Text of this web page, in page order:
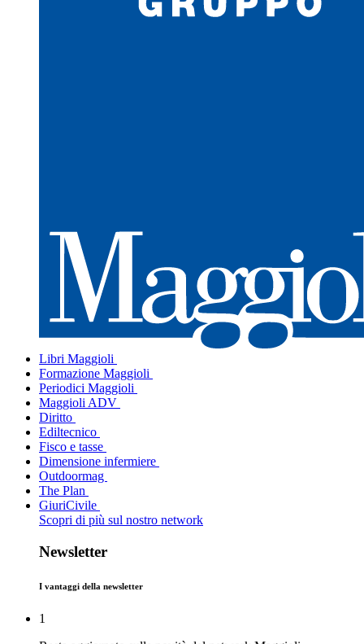
Libri Maggioli
Formazione Maggioli
Periodici Maggioli
Maggioli ADV
Diritto
Ediltecnico
Fisco e tasse
Dimensione infermiere
Outdoormag
The Plan
GiuriCivile
Scopri di più sul nostro network
Newsletter
I vantaggi della newsletter
1